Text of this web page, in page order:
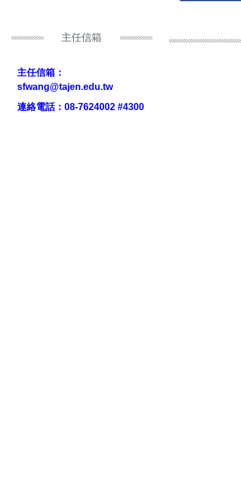
主任信箱
主任信箱：
sfwang@tajen.edu.tw
連絡電話： 08-7624002 #4300